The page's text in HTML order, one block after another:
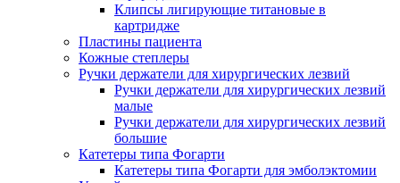
Клипсы лигирующие титановые в
картридже
Пластины пациента
Кожные степлеры
Ручки держатели для хирургических лезвий
Ручки держатели для хирургических лезвий
малые
Ручки держатели для хирургических лезвий
большие
Катетеры типа Фогарти
Катетеры типа Фогарти для эмболэктомии